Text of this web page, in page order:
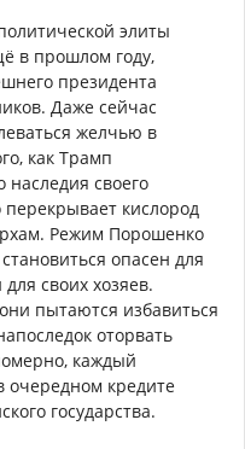
элиты
в прошлом году,
президента
Даже сейчас
желчью в
как Трамп
наследия своего
кислород
Режим Порошенко
опасен для
своих хозяев.
пытаются избавиться
оторвать
каждый
очередном кредите
государства.